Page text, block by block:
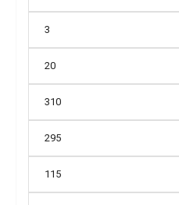
3
20
310
295
115